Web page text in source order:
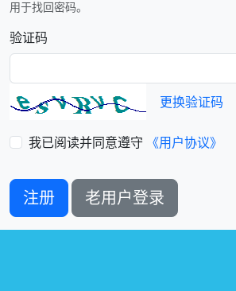
用于找回密码。
验证码
更换验证码
我已阅读并同意遵守 《用户协议》
注册 老用户登录